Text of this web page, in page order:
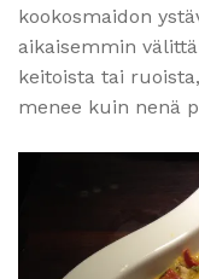
kookosmaidon
aikaisemmin
keitoista tai
menee kuin nenä